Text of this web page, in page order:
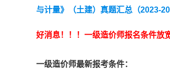
与计量》（土建）真题汇总（2023-
（土建）真题汇总（2023-2025年）】
好消息！！！一级造价师报名条件放
一级造价师最新报考条件：